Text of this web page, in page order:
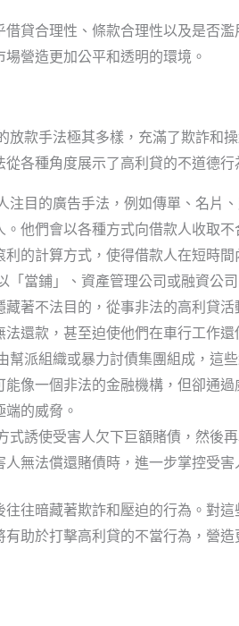
貸合理性、條款合理性以及是否
營造更加公平和透明的環境。
放款手法極其多樣，充滿了欺詐和
各種角度展示了高利貸的不道德行
注目的廣告手法，例如傳單、名片
他們會以各種方式向借款人收取
的計算方式，使得借款人在短時
「當鋪」、資產管理公司或融資公
著不法目的，從事非法的高利貸
還款，甚至迫使他們在車行工作還
幫派組織或暴力討債集團組成，這
像一個非法的金融機構，但卻通
的威脅。
誘使受害人欠下巨額賭債，然後
無法償還賭債時，進一步掌控受害
往暗藏著欺詐和壓迫的行為。對
助於打擊高利貸的不當行為，營造